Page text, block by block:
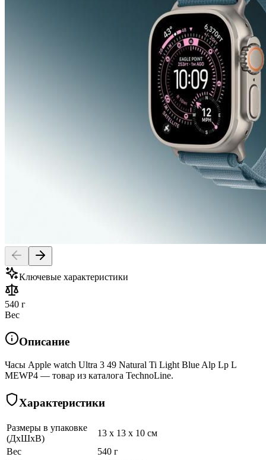
Ключевые характеристики
540 г
Вес
Описание
Часы Apple watch Ultra 3 49 Natural Ti Light Blue Alp Lp L
MEWP4 — товар из каталога TechnoLine.
Характеристики
Размеры в упаковке
(ДхШхВ)
13 x 13 x 10 см
Вес
540 г